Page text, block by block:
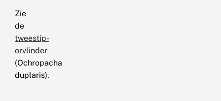
Zie
de
tweestip-
orvlinder
(Ochropacha
duplaris).